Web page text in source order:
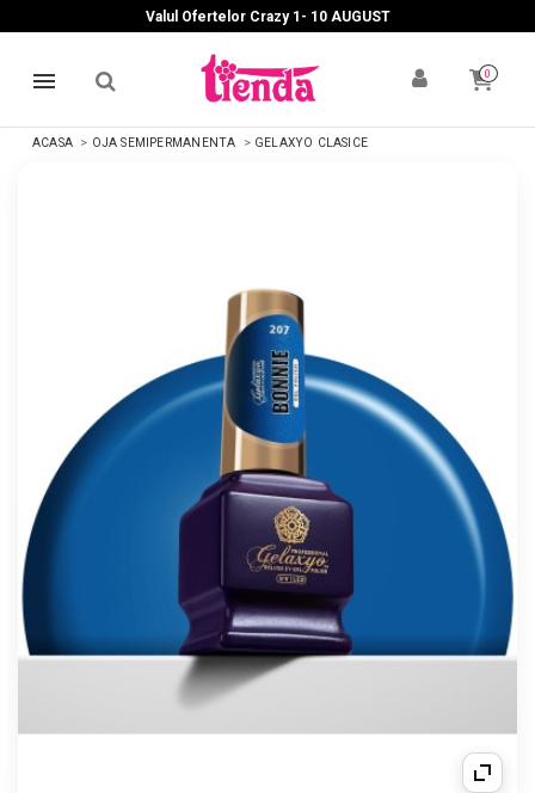
Valul Ofertelor Crazy 1- 10 AUGUST
0
ACASA OJA SEMIPERMANENTA GELAXYO CLASICE